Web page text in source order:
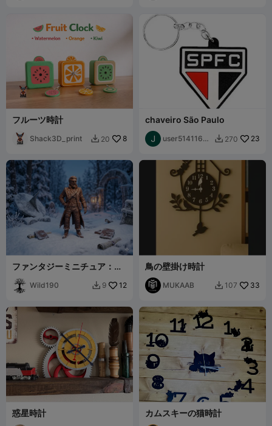
フルーツ時計
Shack3D_print  20 8
chaveiro São Paulo
user51411649
 270 23
ファンタジーミニチュア：タ
イムトラベラーの男性
Wild190  9 12
鳥の壁掛け時計
MUKAAB  107 33
惑星時計 カムスキーの猫時計